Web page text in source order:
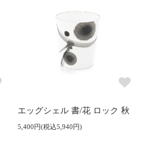
エッグシェル 書/花 ロック 秋
5,400円(税込5,940円)